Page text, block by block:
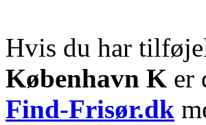
Hvis du har
København K er
Find-Frisør.dk